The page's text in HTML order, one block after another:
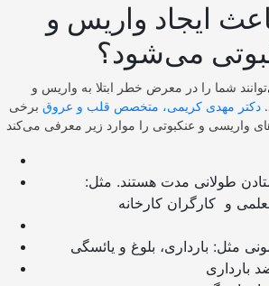
ایجاد واریس و
می‌شود؟
شما را در معرض خطر ابتلا به واریس و
دکتر مهدی کریمی، متخصص قلب و عروق برخی
طولانی مدت هستند. مثل:
و کارگران کارخانه
مثل: بارداری، بلوغ و یائسگی
بارداری